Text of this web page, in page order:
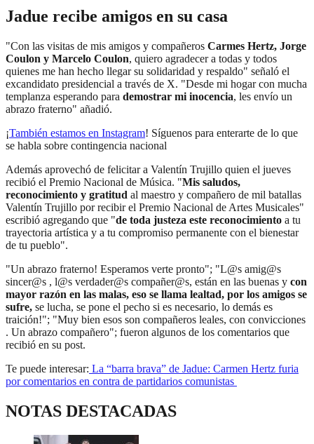
Jadue recibe amigos en su casa
"Con las visitas de mis amigos y compañeros Carmes Hertz, Jorge
Coulon y Marcelo Coulon, quiero agradecer a todas y todos
quienes me han hecho llegar su solidaridad y respaldo" señaló el
excandidato presidencial a través de X. "Desde mi hogar con mucha
templanza esperando para demostrar mi inocencia, les envío un
abrazo fraterno" añadió.
¡También estamos en Instagram! Síguenos para enterarte de lo que
se habla sobre contingencia nacional
Además aprovechó de felicitar a Valentín Trujillo quien el jueves
recibió el Premio Nacional de Música. "Mis saludos,
reconocimiento y gratitud al maestro y compañero de mil batallas
Valentín Trujillo por recibir el Premio Nacional de Artes Musicales"
escribió agregando que "de toda justeza este reconocimiento a tu
trayectoria artística y a tu compromiso permanente con el bienestar
de tu pueblo".
"Un abrazo fraterno! Esperamos verte pronto"; "L@s amig@s
sincer@s , l@s verdader@s compañer@s, están en las buenas y con
mayor razón en las malas, eso se llama lealtad, por los amigos se
sufre, se lucha, se pone el pecho si es necesario, lo demás es
traición!"; "Muy bien esos son compañeros leales, con convicciones
. Un abrazo compañero"; fueron algunos de los comentarios que
recibió en su post.
Te puede interesar: La “barra brava” de Jadue: Carmen Hertz furia
por comentarios en contra de partidarios comunistas
NOTAS DESTACADAS